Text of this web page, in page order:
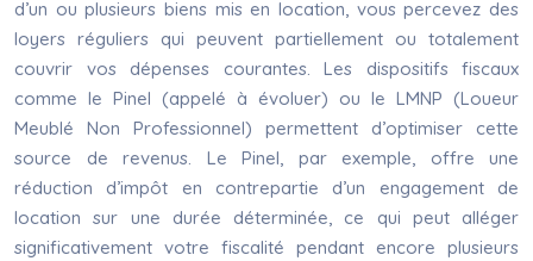
d’un ou plusieurs biens mis en location, vous percevez des
loyers réguliers qui peuvent partiellement ou totalement
couvrir vos dépenses courantes. Les dispositifs fiscaux
comme le Pinel (appelé à évoluer) ou le LMNP (Loueur
Meublé Non Professionnel) permettent d’optimiser cette
source de revenus. Le Pinel, par exemple, offre une
réduction d’impôt en contrepartie d’un engagement de
location sur une durée déterminée, ce qui peut alléger
significativement votre fiscalité pendant encore plusieurs